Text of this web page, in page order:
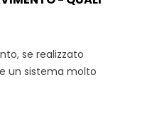
se realizzato
un sistema molto